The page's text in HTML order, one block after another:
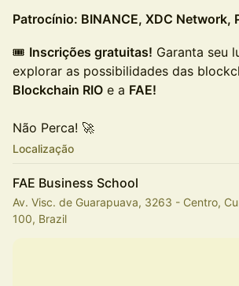
Patrocínio: BINANCE, XDC Network,
​​🎟 Inscrições gratuitas! Garanta seu
explorar as possibilidades das
Blockchain RIO e a FAE!
Não Perca! 🚀
Localização
FAE Business School
Av. Visc. de Guarapuava, 3263 - Centro,
100, Brazil